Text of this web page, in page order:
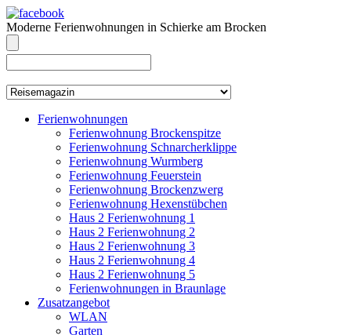
Moderne Ferienwohnungen in Schierke am Brocken
Ferienwohnungen
Ferienwohnung Brockenspitze
Ferienwohnung Schnarcherklippe
Ferienwohnung Wurmberg
Ferienwohnung Feuerstein
Ferienwohnung Brockenzwerg
Ferienwohnung Hexenstübchen
Haus 2 Ferienwohnung 1
Haus 2 Ferienwohnung 2
Haus 2 Ferienwohnung 3
Haus 2 Ferienwohnung 4
Haus 2 Ferienwohnung 5
Ferienwohnungen in Braunlage
Zusatzangebot
WLAN
Garten